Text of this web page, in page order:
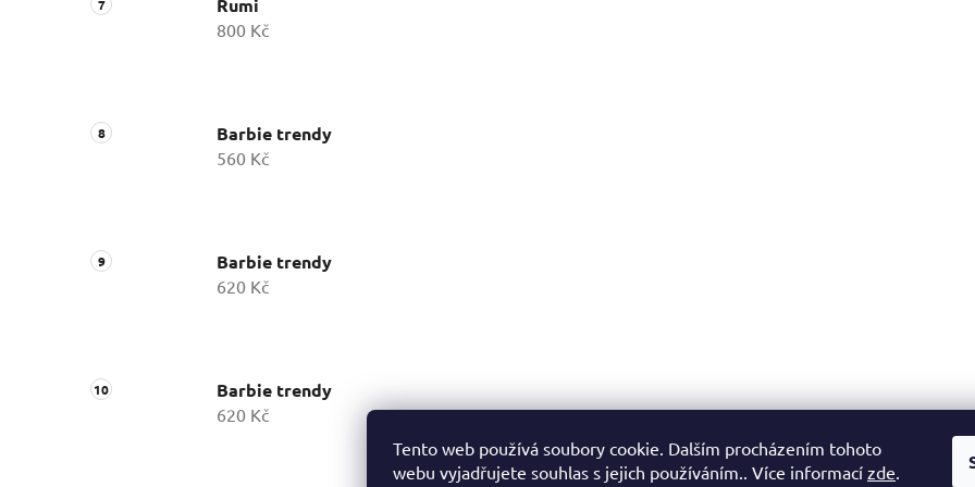
Tento web používá soubory cookie. Dalším procházením tohoto
webu vyjadřujete souhlas s jejich používáním.. Více informací zde.
Rumi
800 Kč
Barbie trendy
560 Kč
Barbie trendy
620 Kč
Barbie trendy
620 Kč